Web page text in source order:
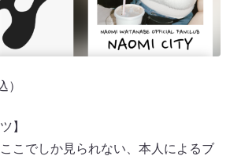
）
】
こでしか見られない、本人によるブ